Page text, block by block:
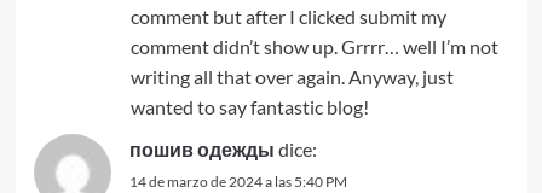
comment but after I clicked submit my
comment didn’t show up. Grrrr… well I’m not
writing all that over again. Anyway, just
wanted to say fantastic blog!
пошив одежды dice:
14 de marzo de 2024 a las 5:40 PM